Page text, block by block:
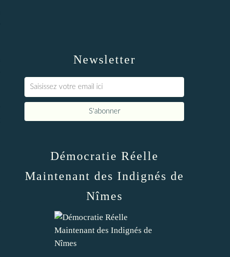
Newsletter
Démocratie Réelle
Maintenant des Indignés de
Nîmes